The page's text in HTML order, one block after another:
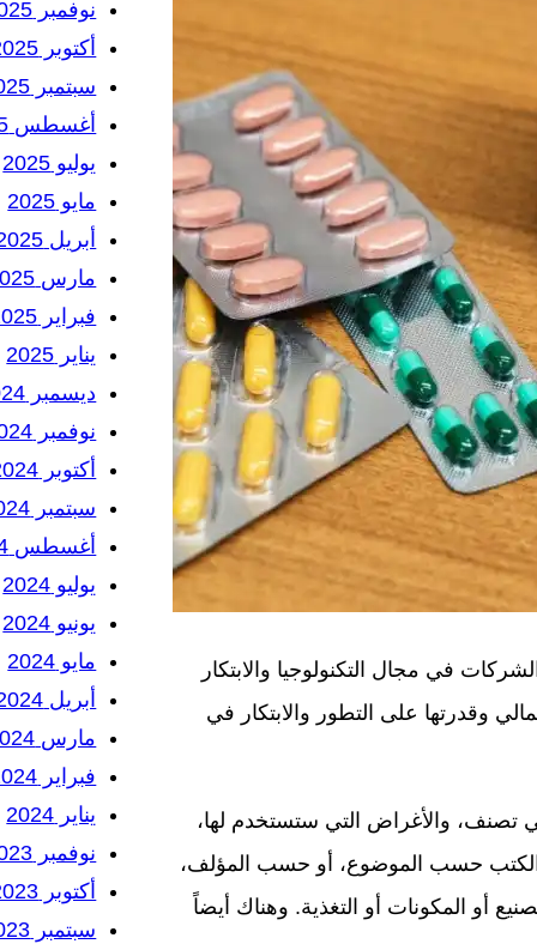
في مجال التكنولوجيا والابتكار
وقدرتها على التطور والابتكار في
تصنف، والأغراض التي ستستخدم لها،
الكتب حسب الموضوع، أو حسب المؤلف،
أو المكونات أو التغذية. وهناك أيضاً
نوفمبر 2025
أكتوبر 2025
سبتمبر 2025
أغسطس 2025
يوليو 2025
مايو 2025
أبريل 2025
مارس 2025
فبراير 2025
يناير 2025
ديسمبر 2024
نوفمبر 2024
أكتوبر 2024
سبتمبر 2024
أغسطس 2024
يوليو 2024
يونيو 2024
مايو 2024
أبريل 2024
مارس 2024
فبراير 2024
يناير 2024
نوفمبر 2023
أكتوبر 2023
سبتمبر 2023